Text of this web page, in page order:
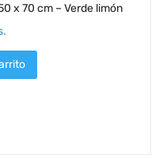
x 70 cm – Verde limón